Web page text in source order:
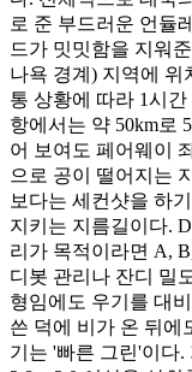
로 준 부드러운 언듈
드가 밋밋함을 지워
나욕 경계) 지역에 위
통 상황에 따라 1시
항에서는 약 50km로
어 보여도 페어웨이
으로 공이 떨어지는
보다는 세컨샷을 하
지키는 지름길이다.
리가 목적이라면 A,
디봇 관리나 잔디 밀
형임에도 우기를 대
쓴 덕에 비가 온 뒤에
기는 '빠른 그린'이다